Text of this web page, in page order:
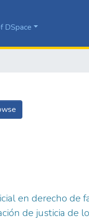
DSpace
en derecho de
de justicia de